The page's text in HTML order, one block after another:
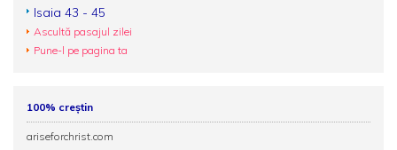
Isaia 43 - 45
Ascultă pasajul zilei
Pune-l pe pagina ta
100% creștin
ariseforchrist.com